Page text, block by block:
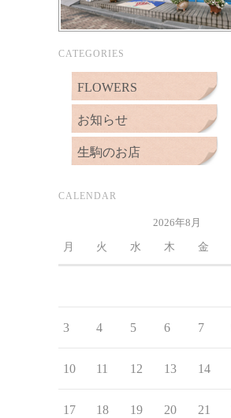
CATEGORIES
FLOWERS
お知らせ
生駒のお店
CALENDAR
2026年8月
月 火 水 木 金
3 4 5 6 7
10 11 12 13 14
17 18 19 20 21